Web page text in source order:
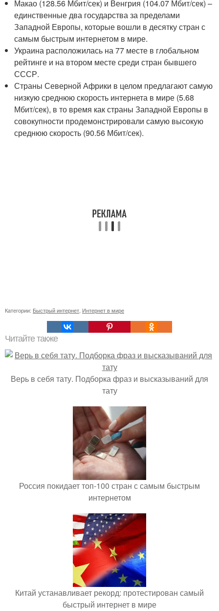
Макао (128.56 Мбит/сек) и Венгрия (104.07 Мбит/сек) –
единственные два государства за пределами
Западной Европы, которые вошли в десятку стран с
самым быстрым интернетом в мире.
Украина расположилась на 77 месте в глобальном
рейтинге и на втором месте среди стран бывшего
СССР.
Страны Северной Африки в целом предлагают самую
низкую среднюю скорость интернета в мире (5.68
Мбит/сек), в то время как страны Западной Европы в
совокупности продемонстрировали самую высокую
среднюю скорость (90.56 Мбит/сек).
Категории: Быстрый интернет Интернет в мире
Читайте также
Верь в себя тату. Подборка фраз и высказываний для
тату
Россия покидает топ-100 стран с самым быстрым
интернетом
Китай устанавливает рекорд: протестирован самый
быстрый интернет в мире